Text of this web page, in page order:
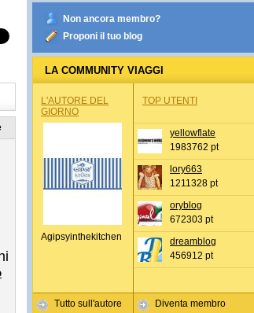
Non ancora membro?
Proponi il tuo blog
LA COMMUNITY VIAGGI
L'AUTORE DEL
GIORNO
Agipsyinthekitchen
Tutto sull'autore
TOP UTENTI
yellowflate
1983762 pt
lory663
1211328 pt
oryblog
672303 pt
dreamblog
456912 pt
Diventa membro